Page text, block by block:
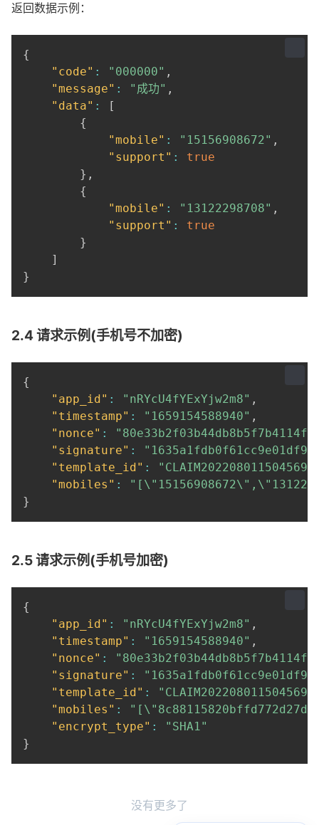
返回数据示例：
{
"code" : "000000" ,
"message" : "成功" ,
"data" :
[
{
"mobile" : "15156908672" ,
"support" :
true
} ,
{
"mobile" : "13122298708" ,
"support" :
true
}
]
}
2.4 请求示例(手机号不加密)
{
"app_id" : "nRYcU4fYExYjw2m8" ,
"timestamp" : "1659154588940" ,
"nonce" :
"signature" :
"template_id" :
"mobiles" :
}
2.5 请求示例(手机号加密)
{
"app_id" : "nRYcU4fYExYjw2m8" ,
"timestamp" : "1659154588940" ,
"nonce" :
"signature" :
"template_id" :
"mobiles" :
"encrypt_type" :
"SHA1"
}
没有更多了